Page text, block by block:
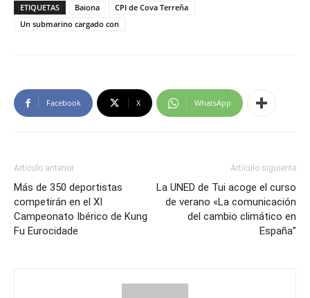
ETIQUETAS Baiona
CPI de Cova Terreña
Un submarino cargado con
Facebook X WhatsApp
Artículo anterior
Más de 350 deportistas
competirán en el XI
Campeonato Ibérico de Kung
Fu Eurocidade
Artículo siguiente
La UNED de Tui acoge el curso
de verano «La comunicación
del cambio climático en
España”